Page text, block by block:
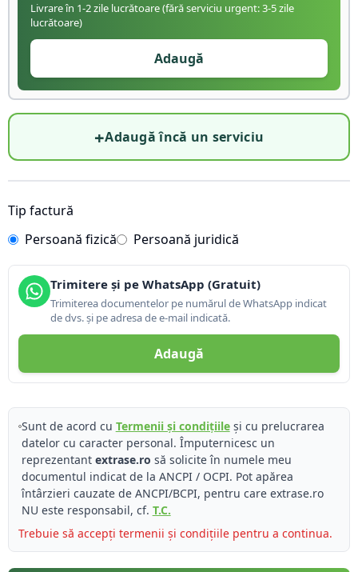
Livrare în 1-2 zile lucrătoare (fără serviciu urgent: 3-5 zile
lucrătoare)
Adaugă
+Adaugă încă un serviciu
Tip factură
Persoană fizică
Persoană juridică
Trimitere și pe WhatsApp (Gratuit)
Trimiterea documentelor pe numărul de WhatsApp indicat
de dvs. și pe adresa de e-mail indicată.
Adaugă
Sunt de acord cu Termenii și condițiileși cu prelucrarea
datelor cu caracter personal. Împuternicesc un
reprezentant extrase.ro să solicite în numele meu
documentul indicat de la ANCPI / OCPI. Pot apărea
întârzieri cauzate de ANCPI/BCPI, pentru care extrase.ro
NU este responsabil, cf. T.C.
Trebuie să accepți termenii și condițiile pentru a continua.